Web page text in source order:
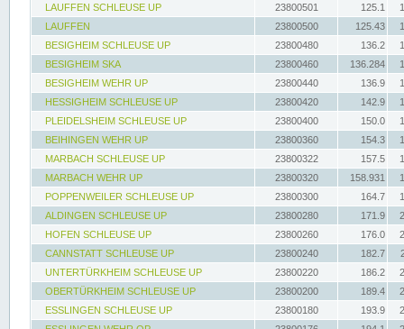
LAUFFEN SCHLEUSE UP
23800501 125.1
LAUFFEN
23800500 125.43
BESIGHEIM SCHLEUSE UP
23800480 136.2
BESIGHEIM SKA
23800460 136.284
BESIGHEIM WEHR UP
23800440 136.9
HESSIGHEIM SCHLEUSE UP
23800420 142.9
PLEIDELSHEIM SCHLEUSE UP
23800400 150.0
BEIHINGEN WEHR UP
23800360 154.3
MARBACH SCHLEUSE UP
23800322 157.5
MARBACH WEHR UP
23800320 158.931
POPPENWEILER SCHLEUSE UP
23800300 164.7
ALDINGEN SCHLEUSE UP
23800280 171.9
HOFEN SCHLEUSE UP
23800260 176.0
CANNSTATT SCHLEUSE UP
23800240 182.7
UNTERTÜRKHEIM SCHLEUSE UP
23800220 186.2
OBERTÜRKHEIM SCHLEUSE UP
23800200 189.4
ESSLINGEN SCHLEUSE UP
23800180 193.9